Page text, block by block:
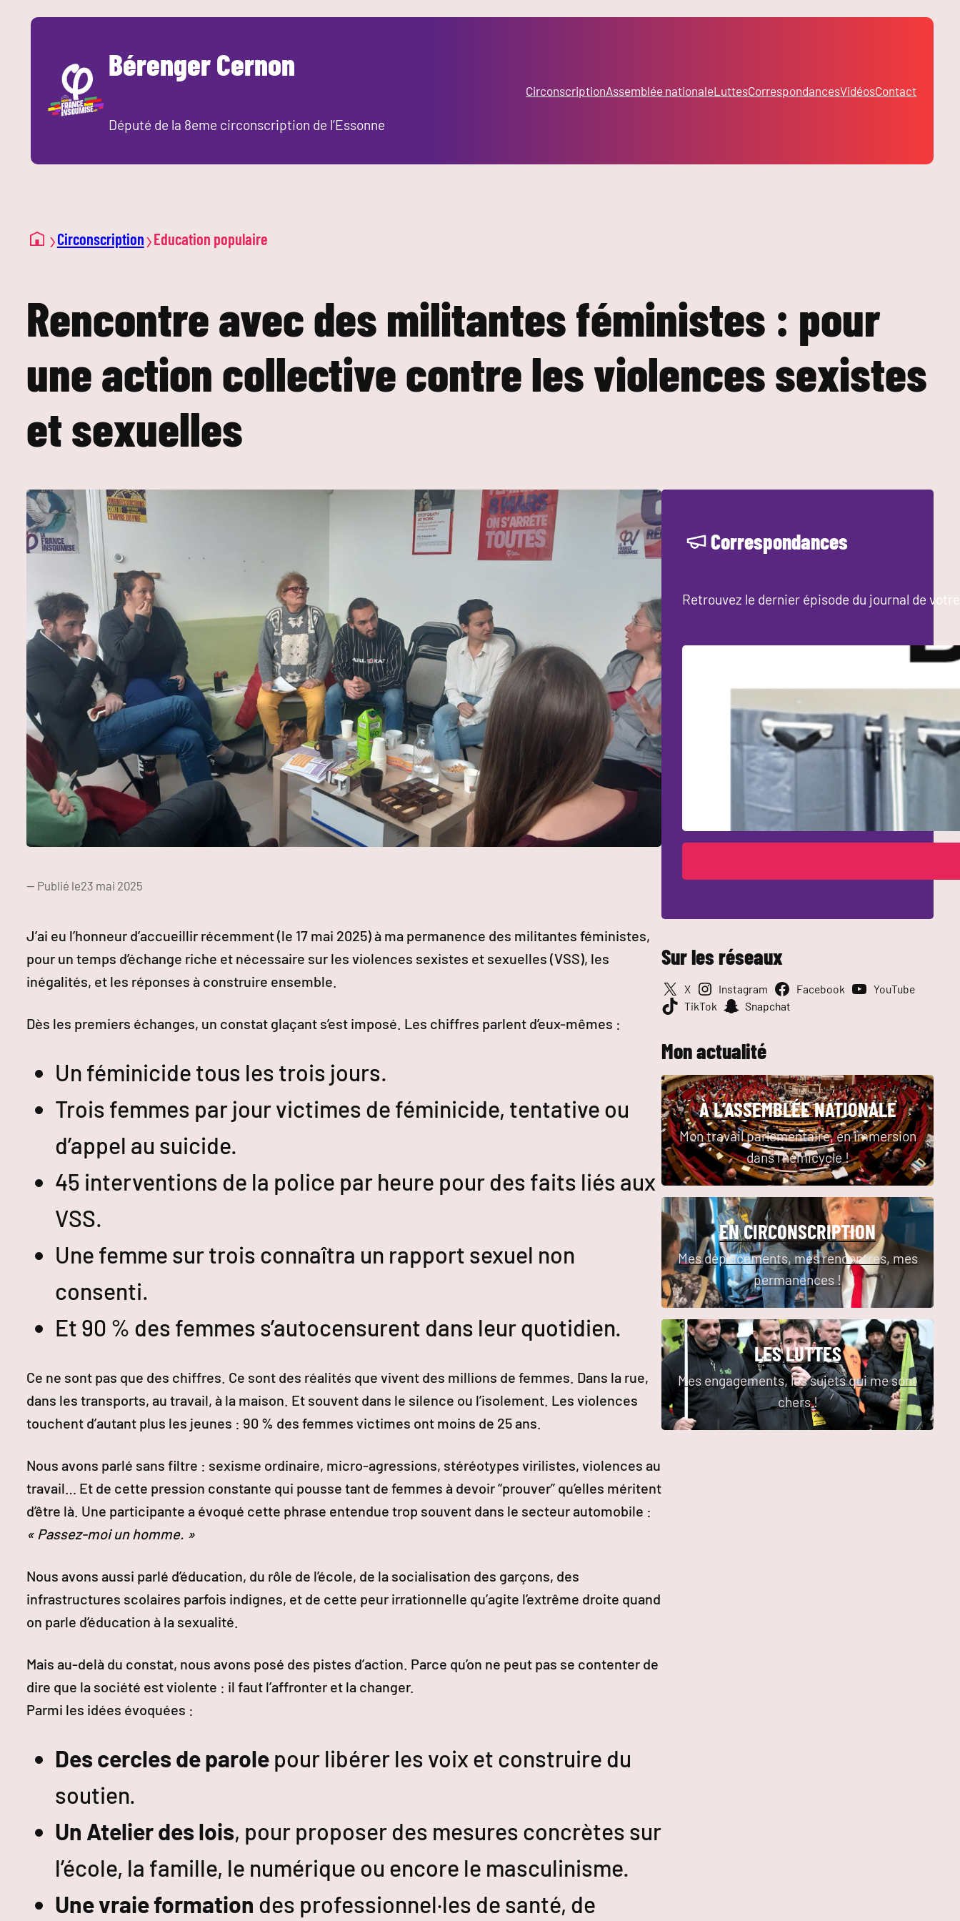
Bérenger Cernon
Député de la 8eme circonscription de l’Essonne
CirconscriptionAssemblée nationaleLuttesCorrespondancesVidéosContact
›Circonscription›Education populaire
Rencontre avec des militantes féministes : pour
une action collective contre les violences sexistes
et sexuelles
— Publié le23 mai 2025
J’ai eu l’honneur d’accueillir récemment (le 17 mai 2025) à ma permanence des militantes féministes,
pour un temps d’échange riche et nécessaire sur les violences sexistes et sexuelles (VSS), les
inégalités, et les réponses à construire ensemble.
Dès les premiers échanges, un constat glaçant s’est imposé. Les chiffres parlent d’eux-mêmes :
Un féminicide tous les trois jours.
Trois femmes par jour victimes de féminicide, tentative ou
d’appel au suicide.
45 interventions de la police par heure pour des faits liés aux
VSS.
Une femme sur trois connaîtra un rapport sexuel non
consenti.
Et 90 % des femmes s’autocensurent dans leur quotidien.
Ce ne sont pas que des chiffres. Ce sont des réalités que vivent des millions de femmes. Dans la rue,
dans les transports, au travail, à la maison. Et souvent dans le silence ou l’isolement. Les violences
touchent d’autant plus les jeunes : 90 % des femmes victimes ont moins de 25 ans.
Nous avons parlé sans filtre : sexisme ordinaire, micro-agressions, stéréotypes virilistes, violences au
travail… Et de cette pression constante qui pousse tant de femmes à devoir “prouver” qu’elles méritent
d’être là. Une participante a évoqué cette phrase entendue trop souvent dans le secteur automobile :
« Passez-moi un homme. »
Nous avons aussi parlé d’éducation, du rôle de l’école, de la socialisation des garçons, des
infrastructures scolaires parfois indignes, et de cette peur irrationnelle qu’agite l’extrême droite quand
on parle d’éducation à la sexualité.
Mais au-delà du constat, nous avons posé des pistes d’action. Parce qu’on ne peut pas se contenter de
dire que la société est violente : il faut l’affronter et la changer.
Parmi les idées évoquées :
Des cercles de parolepour libérer les voix et construire du
soutien.
Un Atelier des lois, pour proposer des mesures concrètes sur
l’école, la famille, le numérique ou encore le masculinisme.
Une vraie formation des professionnel·les de santé, de
Correspondances
Retrouvez le dernier épisode du journal de
Sur les réseaux
X Instagram Facebook
YouTube
TikTok
Snapchat
Mon actualité
À L’ASSEMBLÉE NATIONALE
Mon travail parlementaire, en immersion
dans l’hémicycle !
EN CIRCONSCRIPTION
Mes déplacements, mes rencontres, mes
permanences !
LES LUTTES
Mes engagements, les sujets qui me sont
chers !